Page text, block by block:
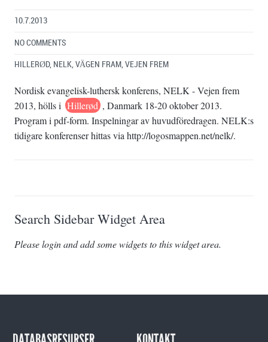
10.7.2013
NO COMMENTS
HILLERØD, NELK, VÄGEN FRAM, VEJEN FREM
Nordisk evangelisk-luthersk konferens, NELK - Vejen frem
2013, hölls i Hillerød , Danmark 18-20 oktober 2013.
Program i pdf-form. Inspelningar av huvudföredragen. NELK:s
tidigare konferenser hittas via http://logosmappen.net/nelk/.
Search Sidebar Widget Area
Please login and add some widgets to this widget area.